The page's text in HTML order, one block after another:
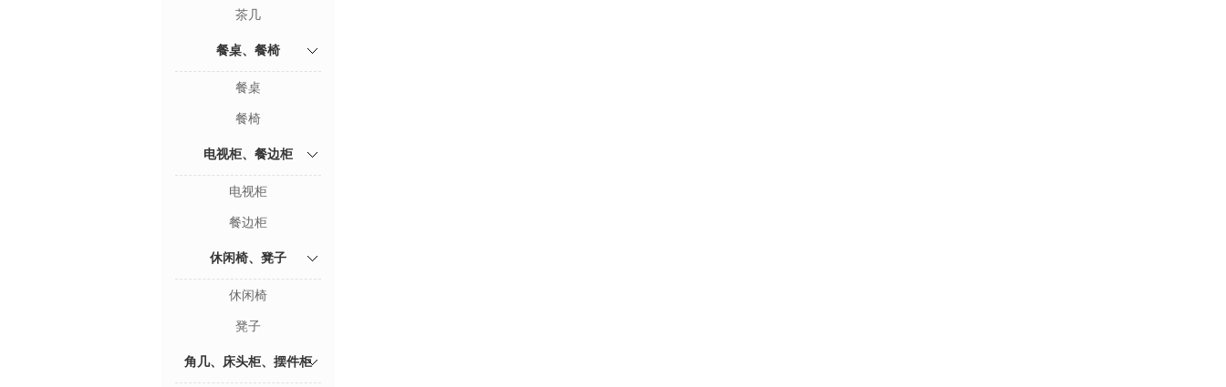
茶几
餐桌、餐椅
餐桌
餐椅
电视柜、餐边柜
电视柜
餐边柜
休闲椅、凳子
休闲椅
凳子
角几、床头柜、摆件柜